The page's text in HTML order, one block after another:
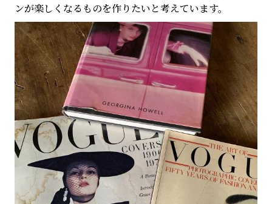
ンが楽しくなるものを作りたいと考えています。